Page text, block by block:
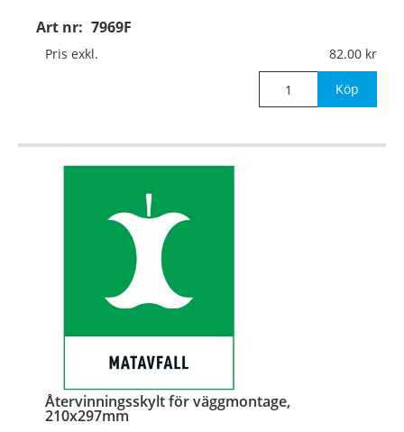
Art nr: 7969F
Material:Självhäftande folie
Pris exkl. 82.00
Köp
Återvinningsskylt för väggmontage,
210x297mm